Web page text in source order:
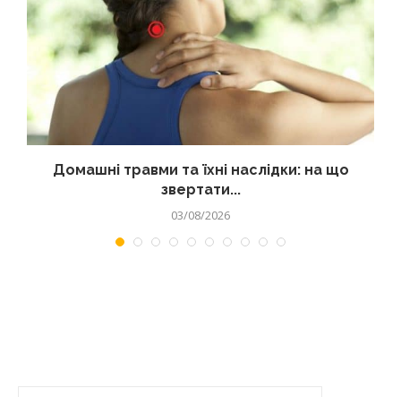
Домашні травми та їхні наслідки: на що
звертати...
03/08/2026